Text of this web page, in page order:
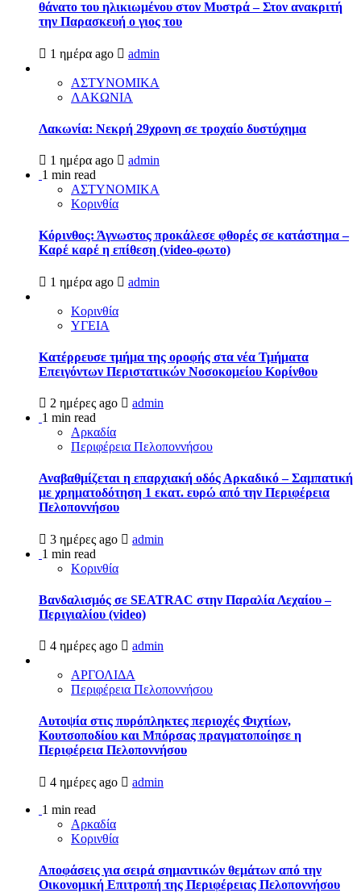
θάνατο του ηλικιωμένου στον Μυστρά – Στον ανακριτή
την Παρασκευή ο γιος του
1 ημέρα ago admin
ΑΣΤΥΝΟΜΙΚΑ
ΛΑΚΩΝΙΑ
Λακωνία: Νεκρή 29χρονη σε τροχαίο δυστύχημα
1 ημέρα ago
admin
1 min read
ΑΣΤΥΝΟΜΙΚΑ
Κορινθία
Κόρινθος: Άγνωστος προκάλεσε φθορές σε κατάστημα –
Καρέ καρέ η επίθεση (video-φωτο)
1 ημέρα ago admin
Κορινθία
ΥΓΕΙΑ
Kατέρρευσε τμήμα της οροφής στα νέα Τμήματα
Επειγόντων Περιστατικών Νοσοκομείου Κορίνθου
2 ημέρες ago
admin
1 min read
Αρκαδία
Περιφέρεια Πελοποννήσου
Αναβαθμίζεται η επαρχιακή οδός Αρκαδικό – Σαμπατική
με χρηματοδότηση 1 εκατ. ευρώ από την Περιφέρεια
Πελοποννήσου
3 ημέρες ago
admin
1 min read
Κορινθία
Βανδαλισμός σε SEATRAC στην Παραλία Λεχαίου –
Περιγιαλίου (video)
4 ημέρες ago admin
ΑΡΓΟΛΙΔΑ
Περιφέρεια Πελοποννήσου
Αυτοψία στις πυρόπληκτες περιοχές Φιχτίων,
Κουτσοποδίου και Μπόρσας πραγματοποίησε η
Περιφέρεια Πελοποννήσου
4 ημέρες ago
admin
1 min read
Αρκαδία
Κορινθία
Αποφάσεις για σειρά σημαντικών θεμάτων από την
Οικονομική Επιτροπή της Περιφέρειας Πελοποννήσου